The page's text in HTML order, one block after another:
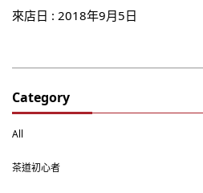
Category
All
茶道初心者
來店日 : 2018年9月5日